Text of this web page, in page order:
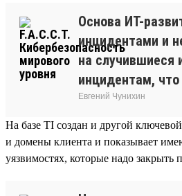
Основа ИТ-
инцидентами и
на случившиеся
инцидентам,
Евгений Чунихин
На базе TI создан и другой
и домены клиента и показывает
уязвимостях, которые надо закрыть